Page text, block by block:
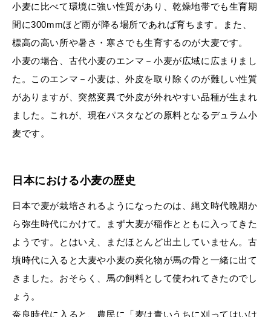
小麦に比べて環境に強い性質があり、乾燥地帯でも生育期
間に300mmほど雨が降る場所であれば育ちます。また、
標高の高い所や暑さ・寒さでも生育するのが大麦です。
小麦の場合、古代小麦のエンマ－小麦が広域に広まりまし
た。このエンマ－小麦は、外皮を取り除くのが難しい性質
がありますが、突然変異で外皮が外れやすい品種が生まれ
ました。これが、現在パスタなどの原料となるデュラム小
麦です。
日本における小麦の歴史
日本で麦が栽培されるようになったのは、縄文時代晩期か
ら弥生時代にかけて。まず大麦が稲作とともに入ってきた
ようです。とはいえ、まだほとんど出土していません。古
墳時代に入ると大麦や小麦の炭化物が馬の骨と一緒に出て
きました。おそらく、馬の飼料として使われてきたのでし
ょう。
奈良時代に入ると、農民に「麦は青いうちに刈ってはいけ